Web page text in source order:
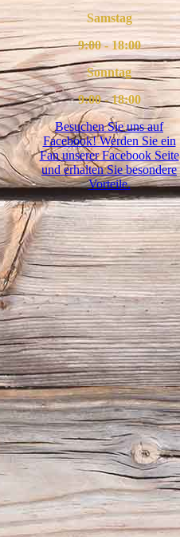
Samstag
9:00 - 18:00
Sonntag
9:00 - 18:00
Besuchen Sie uns auf
Facebook! Werden Sie ein
Fan unserer Facebook Seite
und erhalten Sie besondere
Vorteile.